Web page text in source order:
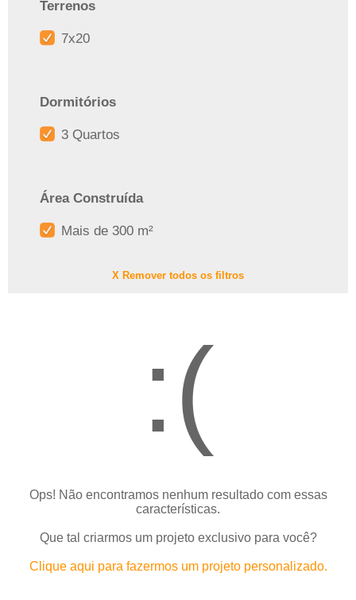
Terrenos
7x20
Dormitórios
3 Quartos
Área Construída
Mais de 300 m²
X Remover todos os filtros
:(
Ops! Não encontramos nenhum resultado com essas
características.
Que tal criarmos um projeto exclusivo para você?
Clique aqui para fazermos um projeto personalizado.